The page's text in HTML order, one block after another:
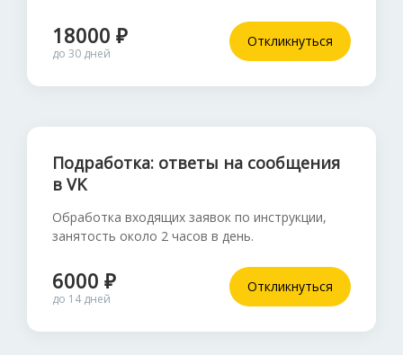
18000 ₽
до 30 дней
Откликнуться
Подработка: ответы на сообщения
в VK
Обработка входящих заявок по инструкции,
занятость около 2 часов в день.
6000 ₽
до 14 дней
Откликнуться